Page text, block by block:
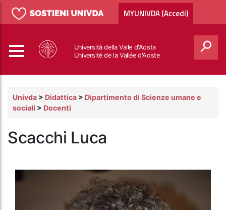
MYUNIVDA (Accedi)
Università della Valle d'Aosta
Université de la Vallée d'Aoste
Univda > Didattica > Dipartimento di Scienze umane e
sociali > Docenti
Scacchi Luca